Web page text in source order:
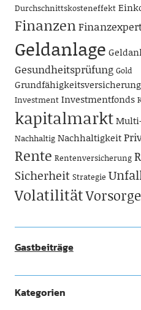
Durchschnittskosteneffekt
Finanzen
Geldanlage
Gesundheitsprüfung Gold
Grundfähigkeitsversicherung
Investment Investmentfonds
kapitalmarkt
Nachhaltig Nachhaltigkeit
Rente Rentenversicherung
Sicherheit Strategie
VolatilitätVorsorge
Gastbeiträge
Kategorien